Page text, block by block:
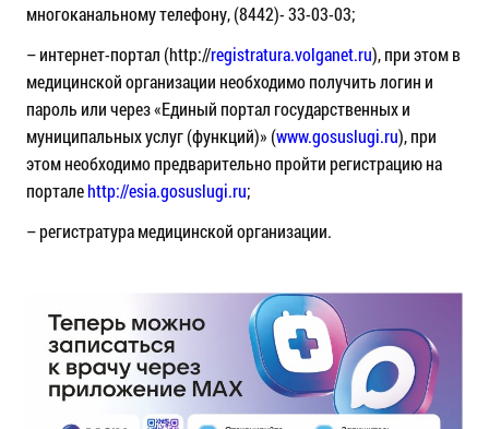
многоканальному телефону, (8442)- 33-03-03;
– интернет-портал (http://registratura.volganet.ru), при этом в
медицинской организации необходимо получить логин и
пароль или через «Единый портал государственных и
муниципальных услуг (функций)» (www.gosuslugi.ru), при
этом необходимо предварительно пройти регистрацию на
порталеhttp://esia.gosuslugi.ru;
– регистратура медицинской организации.